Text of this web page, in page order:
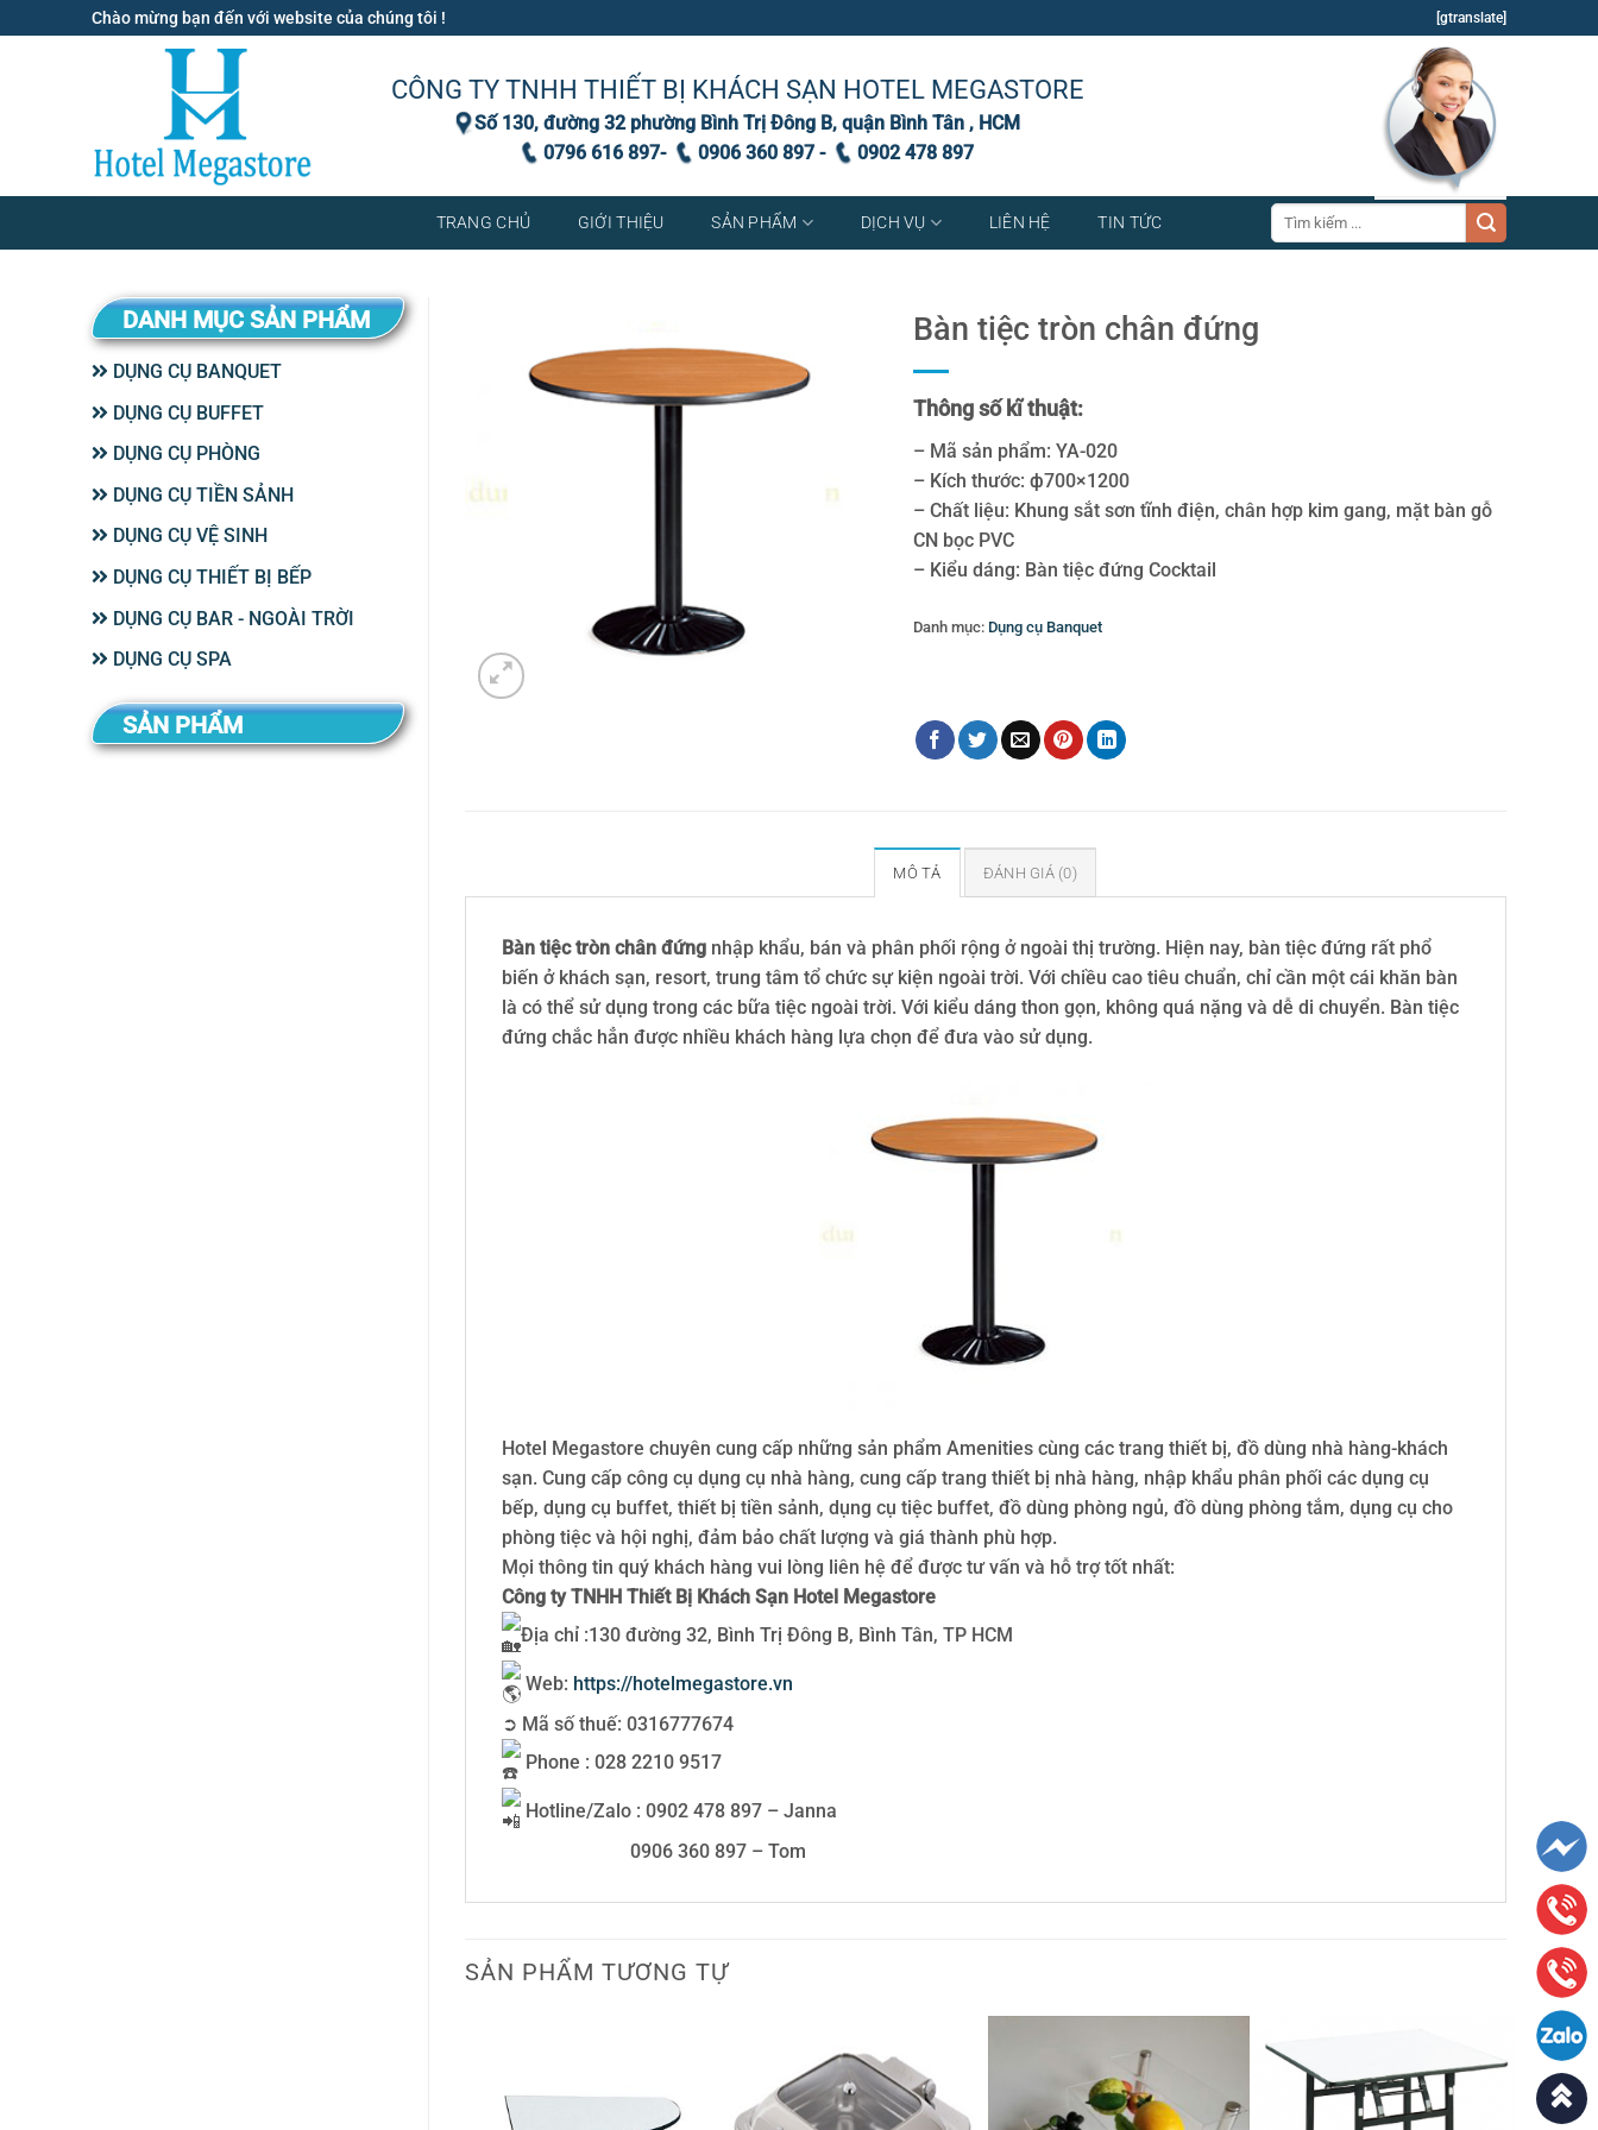
qua
Chào mừng bạn đến với website của chúng tôi ! [gtranslate]
CÔNG TY TNHH THIẾT BỊ KHÁCH SẠN HOTEL MEGASTORE
Số 130, đường 32 phường Bình Trị Đông B, quận Bình Tân , HCM
0796 616 897-
0906 360 897 - 0902 478 897
TRANG CHỦ GIỚI THIỆU SẢN PHẨM DỊCH VỤ LIÊN HỆ TIN TỨC
Tìm
kiếm:
DANH MỤC SẢN PHẨM
DỤNG CỤ BANQUET
DỤNG CỤ BUFFET
DỤNG CỤ PHÒNG
DỤNG CỤ TIỀN SẢNH
DỤNG CỤ VỆ SINH
DỤNG CỤ THIẾT BỊ BẾP
DỤNG CỤ BAR - NGOÀI TRỜI
DỤNG CỤ SPA
SẢN PHẨM
Bàn tiệc tròn chân đứng
Thông số kĩ thuật:
– Mã sản phẩm: YA-020
– Kích thước: ф700×1200
– Chất liệu: Khung sắt sơn tĩnh điện, chân hợp kim gang, mặt bàn gỗ
CN bọc PVC
– Kiểu dáng: Bàn tiệc đứng Cocktail
Danh mục: Dụng cụ Banquet
MÔ TẢ ĐÁNH GIÁ (0)
Bàn tiệc tròn chân đứngnhập khẩu, bán và phân phối rộng ở ngoài thị trường. Hiện nay, bàn tiệc đứng rất phổ
biến ở khách sạn, resort, trung tâm tổ chức sự kiện ngoài trời. Với chiều cao tiêu chuẩn, chỉ cần một cái khăn bàn
là có thể sử dụng trong các bữa tiệc ngoài trời. Với kiểu dáng thon gọn, không quá nặng và dễ di chuyển. Bàn tiệc
đứng chắc hẳn được nhiều khách hàng lựa chọn để đưa vào sử dụng.
Hotel Megastore chuyên cung cấp những sản phẩm Amenities cùng các trang thiết bị, đồ dùng nhà hàng-khách
sạn. Cung cấp công cụ dụng cụ nhà hàng, cung cấp trang thiết bị nhà hàng, nhập khẩu phân phối các dụng cụ
bếp, dụng cụ buffet, thiết bị tiền sảnh, dụng cụ tiệc buffet, đồ dùng phòng ngủ, đồ dùng phòng tắm, dụng cụ cho
phòng tiệc và hội nghị, đảm bảo chất lượng và giá thành phù hợp.
Mọi thông tin quý khách hàng vui lòng liên hệ để được tư vấn và hỗ trợ tốt nhất:
Công ty TNHH Thiết Bị Khách Sạn Hotel Megastore
Địa chỉ :130 đường 32, Bình Trị Đông B, Bình Tân, TP HCM
Web: https://hotelmegastore.vn
➲ Mã số thuế: 0316777674
Phone : 028 2210 9517
Hotline/Zalo : 0902 478 897 – Janna
0906 360 897 – Tom
SẢN PHẨM TƯƠNG TỰ